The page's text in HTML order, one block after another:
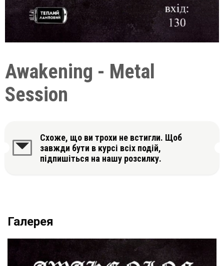
Awakening - Metal
Session
Схоже, що ви трохи не встигли. Щоб
завжди бути в курсі всіх подій,
підпишіться на нашу розсилку.
Галерея